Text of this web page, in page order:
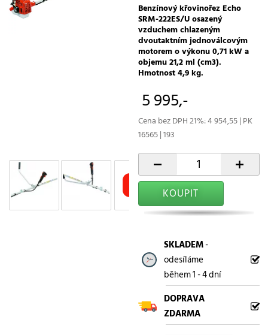
Benzínový křovinořez Echo
SRM-222ES/U osazený
vzduchem chlazeným
dvoutaktním jednoválcovým
motorem o výkonu 0,71 kW a
objemu 21,2 ml (cm3).
Hmotnost 4,9 kg.
5 995,-
Cena bez DPH 21%: 4 954,55 | PK
16565 | 193
- +
KOUPIT
SKLADEM-
odesíláme
během 1 - 4 dní
DOPRAVA
ZDARMA